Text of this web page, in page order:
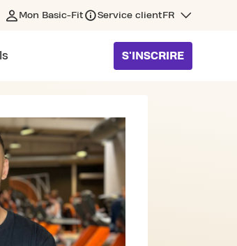
Mon Basic-Fit Service client FR
S'INSCRIRE